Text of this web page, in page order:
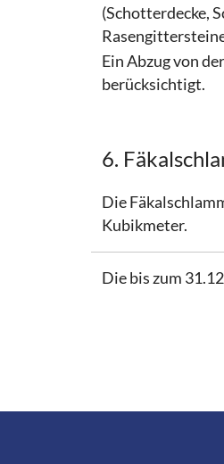
(Schotterdecke,
Ein Abzug von
berücksichtigt.
6.
Die
Kubikmeter.
Die bis zum